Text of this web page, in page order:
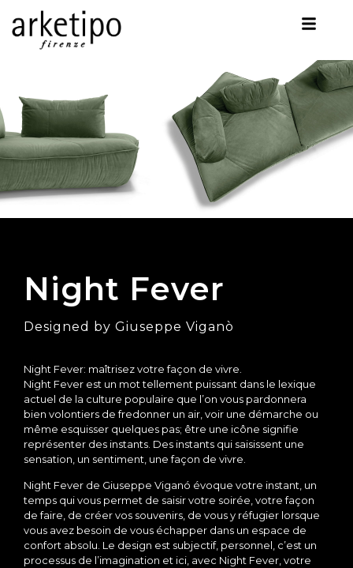
Night Fever
Designed by Giuseppe Viganò
Night Fever: maîtrisez votre façon de vivre.
Night Fever est un mot tellement puissant dans le lexique
actuel de la culture populaire que l’on vous pardonnera
bien volontiers de fredonner un air, voir une démarche ou
même esquisser quelques pas; être une icône signifie
représenter des instants. Des instants qui saisissent une
sensation, un sentiment, une façon de vivre.
Night Fever de Giuseppe Viganó évoque votre instant, un
temps qui vous permet de saisir votre soirée, votre façon
de faire, de créer vos souvenirs, de vous y réfugier lorsque
vous avez besoin de vous échapper dans un espace de
confort absolu. Le design est subjectif, personnel, c’est un
processus de l’imagination et ici, avec Night Fever, votre